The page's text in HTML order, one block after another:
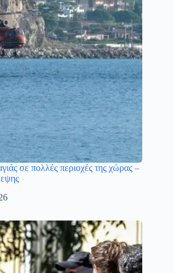
σε πολλές περιοχές της χώρας –